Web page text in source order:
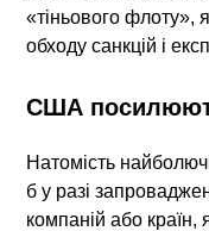
«тіньового флоту»,
обходу санкцій і
США
Натомість
б у разі
компаній або країн,